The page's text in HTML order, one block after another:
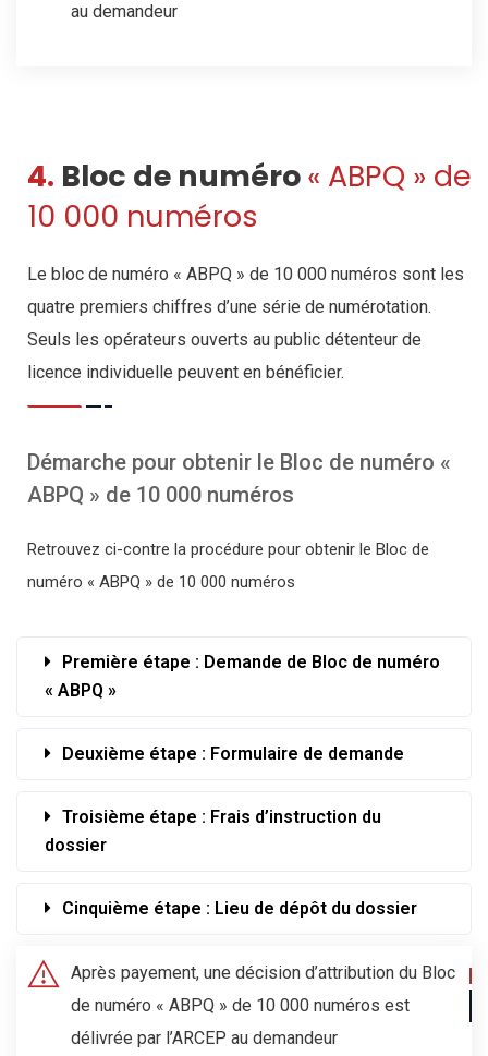
au demandeur
4. Bloc de numéro« ABPQ » de
10 000 numéros
Le bloc de numéro « ABPQ » de 10 000 numéros sont les
quatre premiers chiffres d’une série de numérotation.
Seuls les opérateurs ouverts au public détenteur de
licence individuelle peuvent en bénéficier.
Démarche pour obtenir le Bloc de numéro «
ABPQ » de 10 000 numéros
Retrouvez ci-contre la procédure pour obtenir le Bloc de
numéro « ABPQ » de 10 000 numéros
Première étape : Demande de Bloc de numéro
« ABPQ »
Deuxième étape : Formulaire de demande
Troisième étape : Frais d’instruction du
dossier
Cinquième étape : Lieu de dépôt du dossier
Après payement, une décision d’attribution du Bloc
de numéro « ABPQ » de 10 000 numéros est
délivrée par l’ARCEP au demandeur